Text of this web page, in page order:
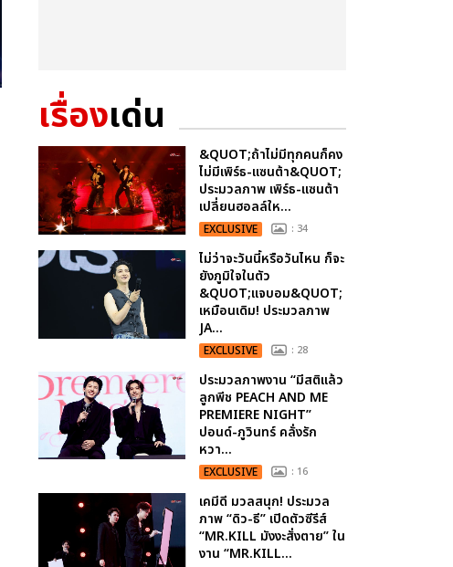
เรื่องเด่น
&QUOT;ถ้าไม่มีทุกคนก็คง
ไม่มีเพิร์ธ-แซนต้า&QUOT;
ประมวลภาพ เพิร์ธ-แซนต้า
เปลี่ยนฮอลล์ให...
EXCLUSIVE : 34
ไม่ว่าจะวันนี้หรือวันไหน ก็จะ
ยังภูมิใจในตัว
&QUOT;แจบอม&QUOT;
เหมือนเดิม! ประมวลภาพ
JA...
EXCLUSIVE : 28
ประมวลภาพงาน “มีสติแล้ว
ลูกพีช PEACH AND ME
PREMIERE NIGHT”
ปอนด์-ภูวินทร์ คลั่งรัก
หวา...
EXCLUSIVE : 16
เคมีดี มวลสนุก! ประมวล
ภาพ “ดิว-ธี” เปิดตัวซีรีส์
“MR.KILL มังงะสั่งตาย” ใน
งาน “MR.KILL...